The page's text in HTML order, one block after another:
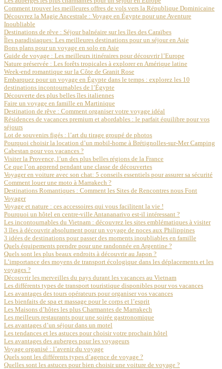
Comment trouver les meilleures offres de vols vers la République Dominicaine
Découvrez la Magie Ancestrale : Voyage en Égypte pour une Aventure
Inoubliable
Destinations de rêve : Séjour balnéaire sur les îles des Caraïbes
Îles paradisiaques: Les meilleures destinations pour un séjour en Asie
Bons plans pour un voyage en solo en Asie
Guide de voyage : Les meilleurs itinéraires pour découvrir l’Europe
Nature préservée : Les forêts tropicales à explorer en Amérique latine
Week-end romantique sur la Côte de Granit Rose
Embarquez pour un voyage en Égypte dans le temps : explorez les 10
destinations incontournables de l’Égypte
Découverte des plus belles îles italiennes
Faire un voyage en famille en Martinique
Destination de rêve : Comment organiser votre voyage idéal
Résidences de vacances premium et abordables : le parfait équilibre pour vos
séjours
Lot de souvenirs figés : l’art du tirage groupé de photos
Pourquoi choisir la location d’un mobil-home à Brétignolles-sur-Mer Camping
Cabestan pour vos vacances ?
Visiter la Provence, l’un des plus belles régions de la France
Ce que l’on apprend pendant une classe de découvertes
Voyager en voiture avec son chat: 5 conseils essentiels pour assurer sa sécurité
Comment louer une moto à Marrakech ?
Destinations Romantiques : Comment les Sites de Rencontres nous Font
Voyager
Voyage et nature : ces accessoires qui vous facilitent la vie !
Pourquoi un hôtel en centre-ville Antananarivo est-il intéressant ?
Les incontournables du Vietnam : découvrez les sites emblématiques à visiter
3 îles à découvrir absolument pour un voyage de noces aux Philippines
3 idées de destinations pour passer des moments inoubliables en famille
Quels équipements prendre pour une randonnée en Argentine ?
Quels sont les plus beaux endroits à découvrir au Japon ?
L’importance des moyens de transport écologique dans les déplacements et les
voyages ?
Découvrir les merveilles du pays durant les vacances au Vietnam
Les différents types de transport touristique disponibles pour vos vacances
Les avantages des tours opérateurs pour organiser vos vacances
Les bienfaits de spa et massage pour le corps et l’esprit
Les Maisons d’hôtes les plus Charmantes de Marrakech
Les meilleurs restaurants pour une soirée gastronomique
Les avantages d’un séjour dans un motel
Les tendances et les astuces pour choisir votre prochain hôtel
Les avantages des auberges pour les voyageurs
Voyage organisé : l’avenir du voyage
Quels sont les différents types d’agence de voyage ?
Quelles sont les astuces pour bien choisir une voiture de voyage ?